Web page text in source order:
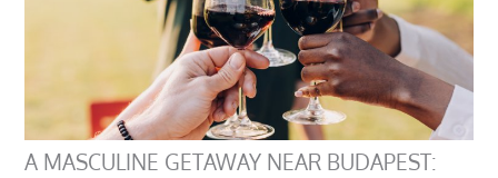
A MASCULINE GETAWAY NEAR BUDAPEST: